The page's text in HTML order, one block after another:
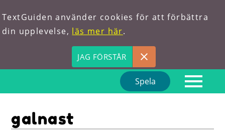
TextGuiden använder cookies för att förbättra
din upplevelse, läs mer här.
JAG FÖRSTÅR
Spela
galnast